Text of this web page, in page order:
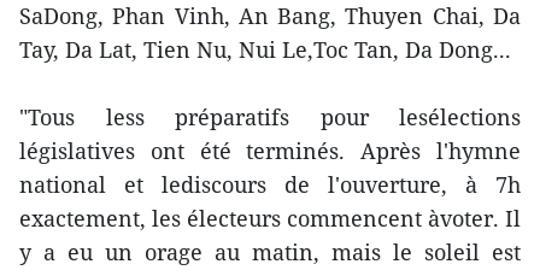
SaDong, Phan Vinh, An Bang, Thuyen Chai, Da
Tay, Da Lat, Tien Nu, Nui Le,Toc Tan, Da Dong...
"Tous less préparatifs pour lesélections
législatives ont été terminés. Après l'hymne
national et lediscours de l'ouverture, à 7h
exactement, les électeurs commencent àvoter. Il
y a eu un orage au matin, mais le soleil est